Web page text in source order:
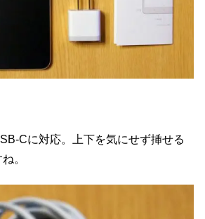
Cに対応。上下を気にせず挿せる
。